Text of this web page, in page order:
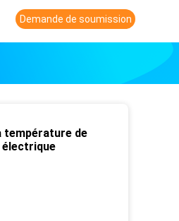
Demande de soumission
température de
électrique